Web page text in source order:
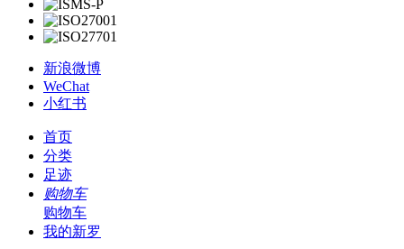
新浪微博
WeChat
小红书
首页
分类
足迹
购物车
购物车
我的新罗